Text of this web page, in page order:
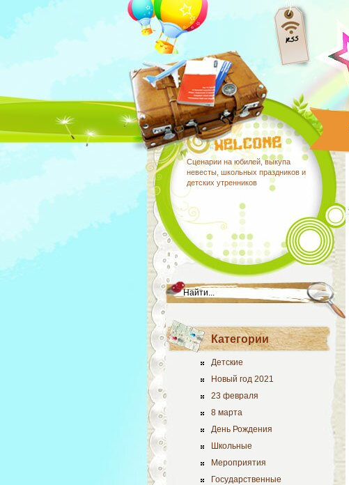
Сценарии на юбилей, выкупа
невесты, школьных праздников и
детских утренников
Категории
Детские
Новый год 2021
23 февраля
8 марта
День Рождения
Школьные
Мероприятия
Государственные